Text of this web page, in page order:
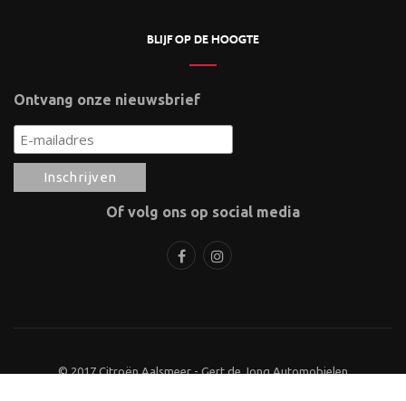
BLIJF OP DE HOOGTE
Ontvang onze nieuwsbrief
Of volg ons op social media
© 2017 Citroën Aalsmeer - Gert de Jong Automobielen